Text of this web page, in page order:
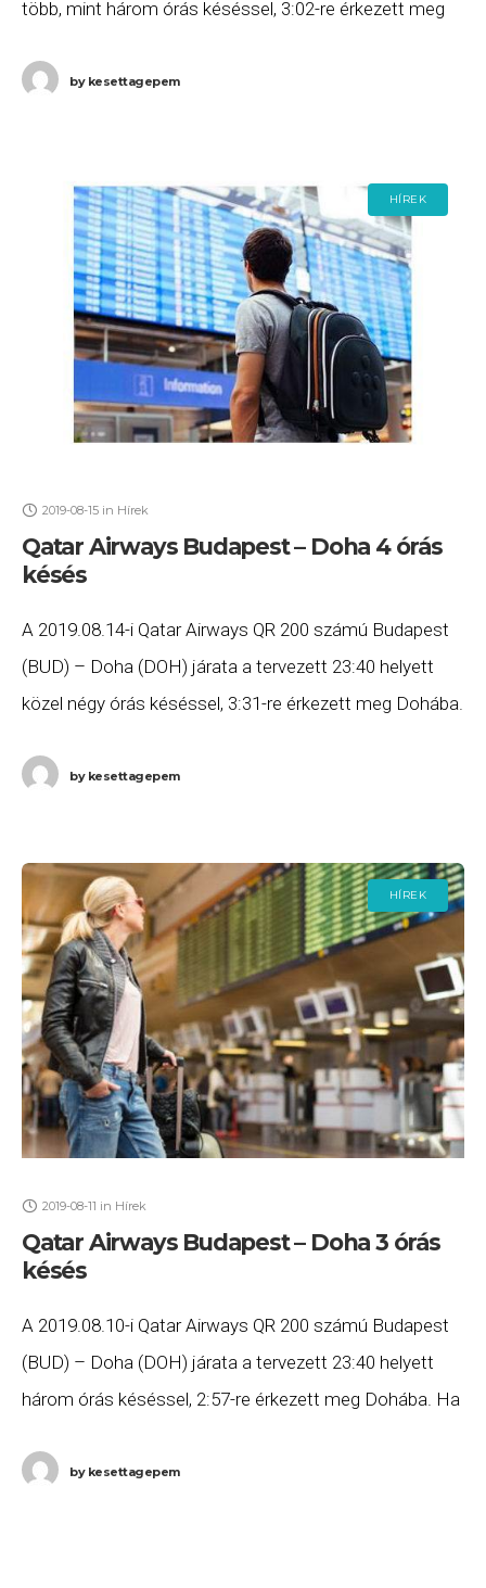
több, mint három órás késéssel, 3:02-re érkezett meg
bykesettagepem
HÍREK
2019-08-15 in Hírek
Qatar Airways Budapest – Doha 4 órás
késés
A 2019.08.14-i Qatar Airways QR 200 számú Budapest
(BUD) – Doha (DOH) járata a tervezett 23:40 helyett
közel négy órás késéssel, 3:31-re érkezett meg Dohába.
bykesettagepem
HÍREK
2019-08-11 in Hírek
Qatar Airways Budapest – Doha 3 órás
késés
A 2019.08.10-i Qatar Airways QR 200 számú Budapest
(BUD) – Doha (DOH) járata a tervezett 23:40 helyett
három órás késéssel, 2:57-re érkezett meg Dohába. Ha
bykesettagepem